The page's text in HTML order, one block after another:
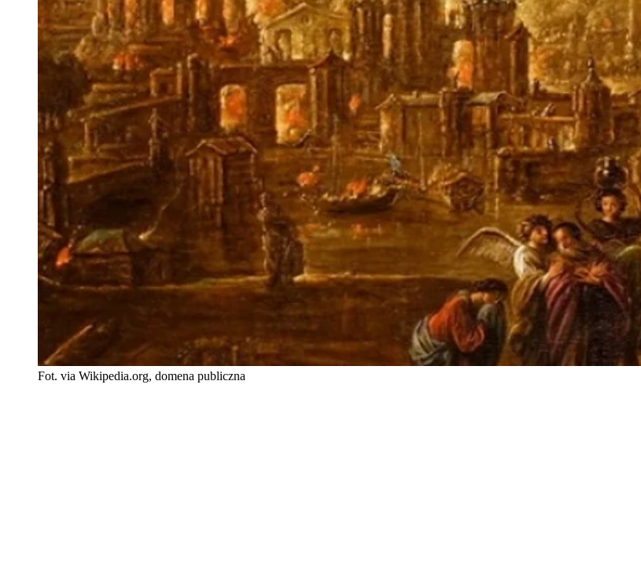
Fot. via Wikipedia.org, domena publiczna